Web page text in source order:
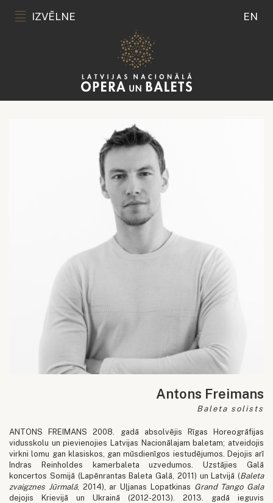
IZVĒLNE EN
Antons Freimans
Baleta solists
ANTONS FREIMANS 2008. gadā absolvējis Rīgas Horeogrāfijas
vidusskolu un pievienojies Latvijas Nacionālajam baletam; atveidojis
virkni lomu gan klasiskos, gan mūsdienīgos iestudējumos. Dejojis arī
Indras Reinholdes kamerbaleta uzvedumos. Uzstājies Galā
koncertos Somijā (Lapēnrantas Baleta Galā, 2011) un Latvijā (Baleta
zvaigznes Jūrmalā, 2014), ar Uļjanas Lopatkinas Grand Tango Gala
dejojis Krievijā un Ukrainā (2012-2013). 2013. gadā ieguvis